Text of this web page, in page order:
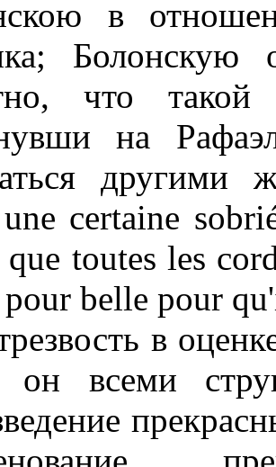
в
что
на
certaine
toutes les
pour belle pour
в
он всеми